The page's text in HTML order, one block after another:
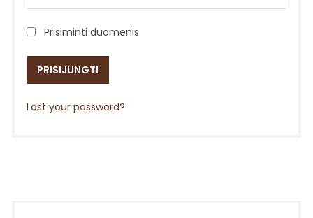
Prisiminti duomenis
Lost your password?